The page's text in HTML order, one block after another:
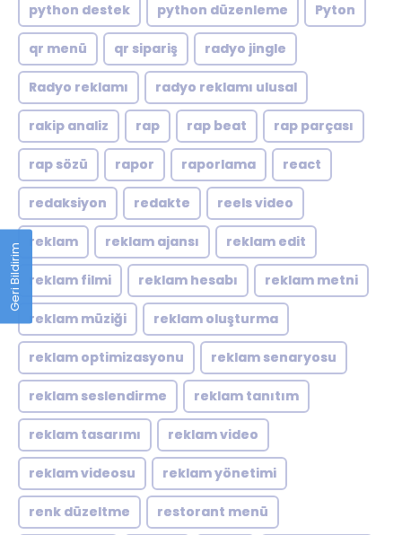
python destek python düzenleme Pyton
qr menü qr sipariş radyo jingle
Radyo reklamı radyo reklamı ulusal
rakip analiz rap rap beat rap parçası
rap sözü rapor raporlama react
redaksiyon redakte reels video
reklam reklam ajansı reklam edit
reklam filmi reklam hesabı reklam metni
reklam müziği reklam oluşturma
reklam optimizasyonu reklam senaryosu
reklam seslendirme reklam tanıtım
reklam tasarımı reklam video
reklam videosu reklam yönetimi
renk düzeltme restorant menü
Geri Bildirim